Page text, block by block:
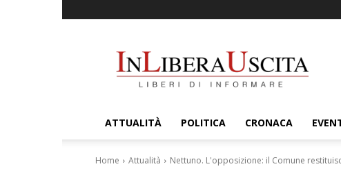
ATTUALITÀ POLITICA CRONACA
Home Attualità Nettuno. L'opposizione: il Comune